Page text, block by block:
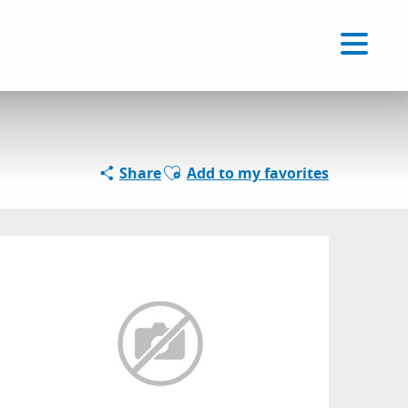
ShareAjouter aux favoris
Add to my favorites